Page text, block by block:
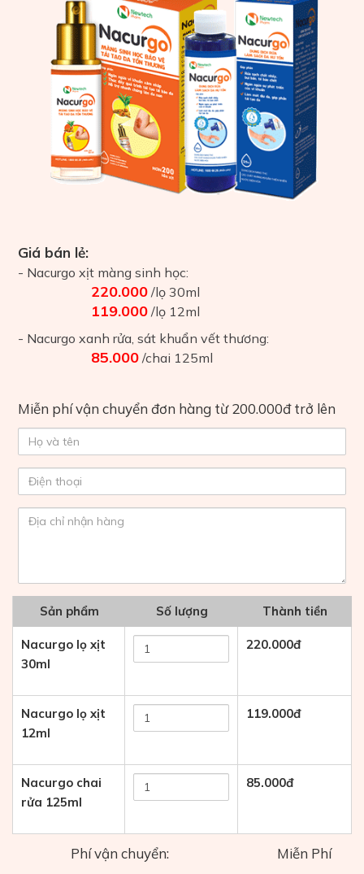
Giá bán lẻ:
- Nacurgo xịt màng sinh học:
220.000 /lọ 30ml
119.000 /lọ 12ml
- Nacurgo xanh rửa, sát khuẩn vết thương:
85.000 /chai 125ml
Miễn phí vận chuyển đơn hàng từ 200.000đ trở lên
Sản phẩm
Nacurgo lọ xịt
30ml
Nacurgo lọ xịt
12ml
Nacurgo chai
rửa 125ml
Số lượng Thành tiền
220.000đ
119.000đ
85.000đ
Phí vận chuyển:
Miễn Phí